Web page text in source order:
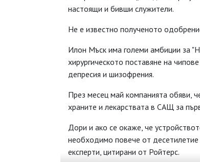
настоящи и бивши служители.
Не е известно полученото
Илон Мъск има големи амбиции за
хирургическото поставяне на
депресия и шизофрения.
През месец май компанията обяви,
храните и лекарствата в САЩ за
Дори и ако се окаже, че
необходимо повече от десетилетие
експерти, цитирани от Ройтерс.